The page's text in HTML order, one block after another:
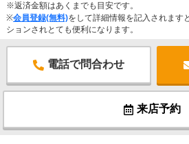
※返済金額はあくまでも目安です。
※会員登録(無料)をして詳細情報を記入されます
ションされとても便利になります。
電話で問合わせ
来店予約